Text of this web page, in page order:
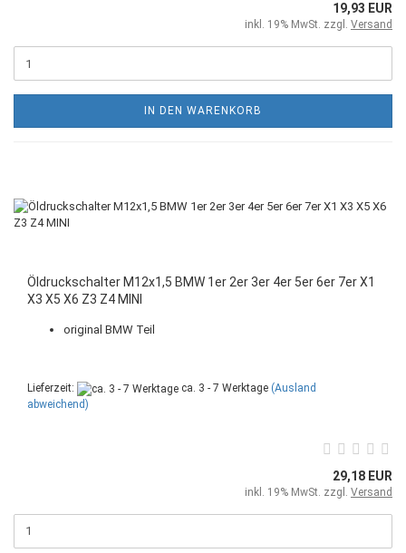
19,93 EUR
inkl. 19% MwSt. zzgl. Versand
IN DEN WARENKORB
Öldruckschalter M12x1,5 BMW 1er 2er 3er 4er 5er 6er 7er X1
X3 X5 X6 Z3 Z4 MINI
original BMW Teil
Lieferzeit: ca. 3 - 7 Werktage (Ausland
abweichend)
29,18 EUR
inkl. 19% MwSt. zzgl. Versand